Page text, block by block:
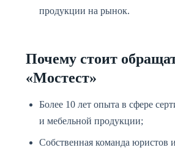
продукции на рынок.
Почему стоит
«Мостест»
Более 10 лет опыта в сфере
и мебельной продукции;
Собственная команда юристов